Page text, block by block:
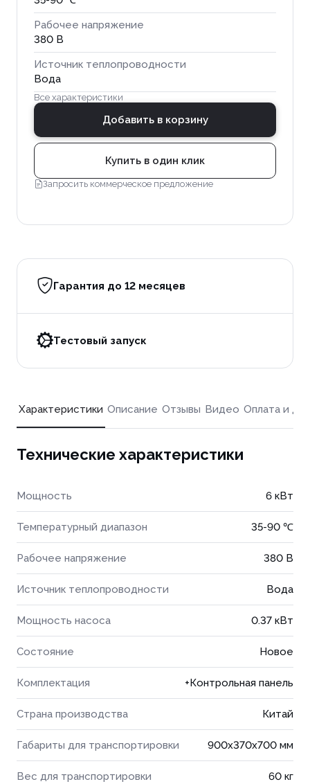
Рабочее напряжение
380 В
Источник теплопроводности
Вода
Все характеристики
Добавить в корзину
Купить в один клик
Запросить коммерческое предложение
Гарантия до 12 месяцев
Тестовый запуск
Характеристики Описание Отзывы Видео Оплата и
Технические характеристики
Мощность 6 кВт
Температурный диапазон 35-90 ℃
Рабочее напряжение 380 В
Источник теплопроводности Вода
Мощность насоса 0.37 кВт
Состояние Новое
Комплектация +Контрольная панель
Страна производства Китай
Габариты для транспортировки 900x370x700 мм
Вес для транспортировки 60 кг